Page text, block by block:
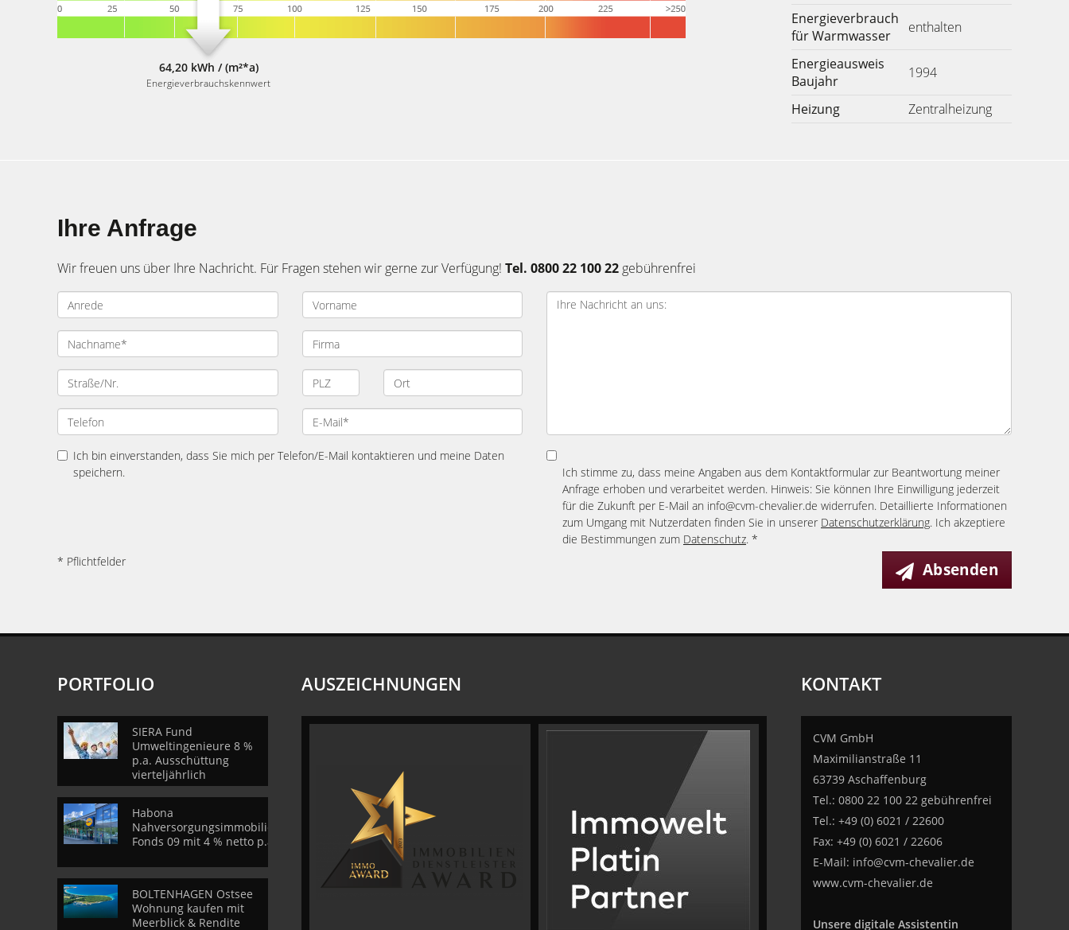
64,20 kWh / (m²*a)
Energieverbrauchskennwert
Energieverbrauch
für Warmwasser
enthalten
Energieausweis
Baujahr
1994
Heizung Zentralheizung
Ihre Anfrage
Wir freuen uns über Ihre Nachricht. Für Fragen stehen wir gerne zur Verfügung! Tel. 0800 22 100 22 gebührenfrei
Ich bin einverstanden, dass Sie mich per Telefon/E-Mail kontaktieren und meine Daten
speichern.
Ich stimme zu, dass meine Angaben aus dem Kontaktformular zur Beantwortung meiner
Anfrage erhoben und verarbeitet werden. Hinweis: Sie können Ihre Einwilligung jederzeit
für die Zukunft per E-Mail an info@cvm-chevalier.de widerrufen. Detaillierte Informationen
zum Umgang mit Nutzerdaten finden Sie in unserer Datenschutzerklärung. Ich akzeptiere
die Bestimmungen zum Datenschutz. *
* Pflichtfelder
Absenden
PORTFOLIO
SIERA Fund
Umweltingenieure 8 %
p.a. Ausschüttung
vierteljährlich
Habona
Nahversorgungsimmobilien
Fonds 09 mit 4 % netto p.a.
BOLTENHAGEN Ostsee
Wohnung kaufen mit
Meerblick & Rendite
AUSZEICHNUNGEN KONTAKT
CVM GmbH
Maximilianstraße 11
63739 Aschaffenburg
Tel.: 0800 22 100 22 gebührenfrei
Tel.: +49 (0) 6021 / 22600
Fax: +49 (0) 6021 / 22606
E-Mail: info@cvm-chevalier.de
www.cvm-chevalier.de
Unsere digitale Assistentin